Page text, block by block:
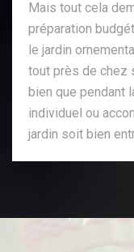
Mais tout cela
préparation
le jardin
tout près de chez
bien que pendant
individuel ou
jardin soit bien